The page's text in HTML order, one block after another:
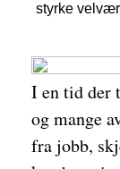
styrke
I en tid der
og mange
fra jobb,